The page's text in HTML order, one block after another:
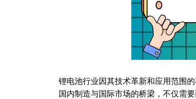
锂电池行业因其技术革新和应用范围
国内制造与国际市场的桥梁，不仅需